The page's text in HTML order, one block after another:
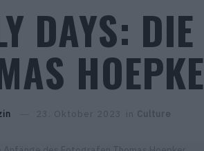
DAYS:
23. Oktober 2023 in Culture